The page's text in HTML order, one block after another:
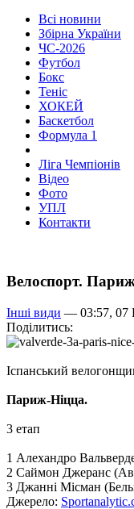
Всі новини
Збірна України
ЧС-2026
Футбол
Бокс
Теніс
ХОКЕЙ
Баскетбол
Формула 1
Ліга Чемпіонів
Відео
Фото
УПЛ
Контакти
Велоспорт.
Інші види — 03:57, 07
Поділитись:
Іспанський
Париж-Ніцца.
3 етап
1 Алехандро
2 Саймон Джеранс
3 Джанні Місман
Джерело: